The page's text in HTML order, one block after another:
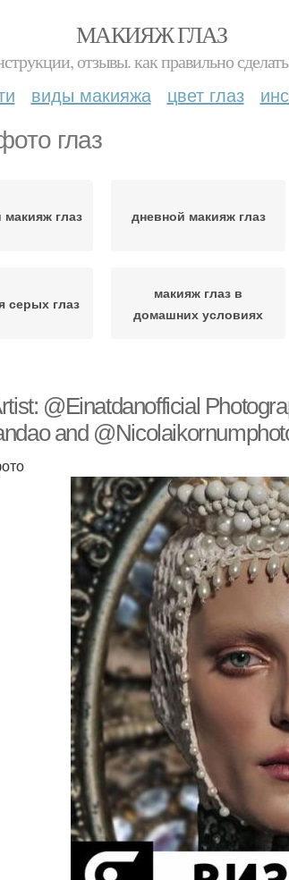
МАКИЯЖ ГЛАЗ
отзывы. как правильно
виды макияжа цвет глаз
глаз
глаз дневной макияж глаз
серых глаз
макияж глаз в
домашних условиях
@Einatdanofficial
and